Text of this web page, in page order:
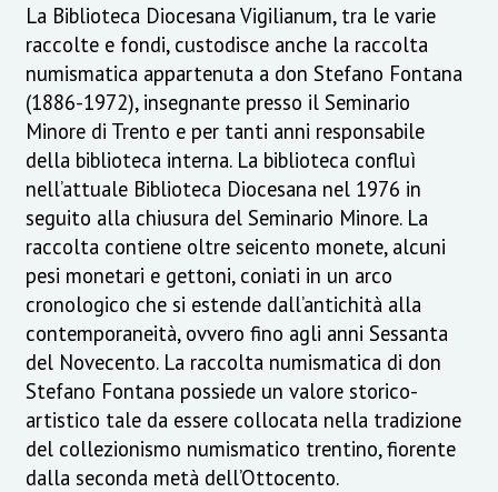
La Biblioteca Diocesana Vigilianum, tra le varie
raccolte e fondi, custodisce anche la raccolta
numismatica appartenuta a don Stefano Fontana
(1886-1972), insegnante presso il Seminario
Minore di Trento e per tanti anni responsabile
della biblioteca interna. La biblioteca confluì
nell’attuale Biblioteca Diocesana nel 1976 in
seguito alla chiusura del Seminario Minore. La
raccolta contiene oltre seicento monete, alcuni
pesi monetari e gettoni, coniati in un arco
cronologico che si estende dall’antichità alla
contemporaneità, ovvero fino agli anni Sessanta
del Novecento. La raccolta numismatica di don
Stefano Fontana possiede un valore storico-
artistico tale da essere collocata nella tradizione
del collezionismo numismatico trentino, fiorente
dalla seconda metà dell’Ottocento.